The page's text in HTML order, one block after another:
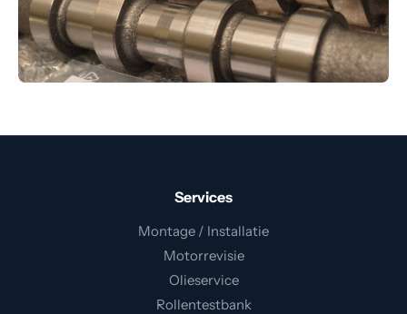
Services
Montage / Installatie
Motorrevisie
Olieservice
Rollentestbank